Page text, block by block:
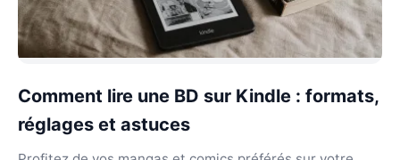
Comment lire une BD sur Kindle : formats,
réglages et astuces